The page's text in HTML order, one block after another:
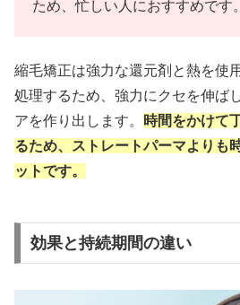
ため、忙しい人におすすめです。
縮毛矯正は強力な還元剤と熱を使
処理するため、強力にクセを伸ば
アを作り出します。
時間をかけて
るため、ストレートパーマよりも
ットです。
効果と持続期間の違い